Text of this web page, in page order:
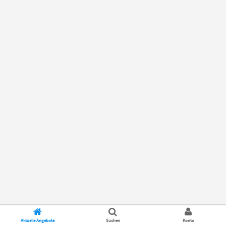
Aktuelle Angebote Suchen Konto